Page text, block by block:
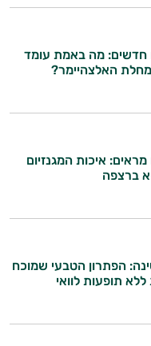
חדשים: מה באמת עומד
האלצהיימר?
איכות המגנזיום
ברצפה
הפתרון הטבעי שמוכח
תופעות לוואי